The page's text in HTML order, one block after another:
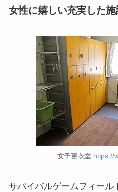
女性に嬉しい充実した施
女子更衣室 https://
サバイバルゲームフィール